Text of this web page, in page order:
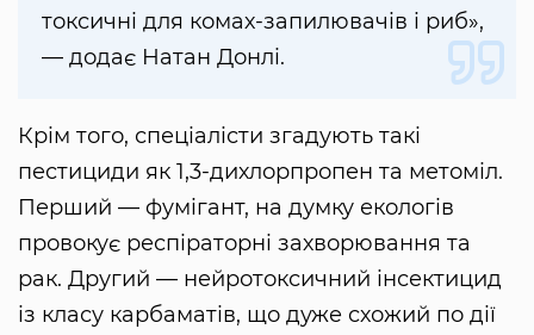
токсичні для комах-запилювачів і риб»,
— додає Натан Донлі.
Крім того, спеціалісти згадують такі
пестициди як 1,3-дихлорпропен та метоміл.
Перший — фумігант, на думку екологів
провокує респіраторні захворювання та
рак. Другий — нейротоксичний інсектицид
із класу карбаматів, що дуже схожий по дії